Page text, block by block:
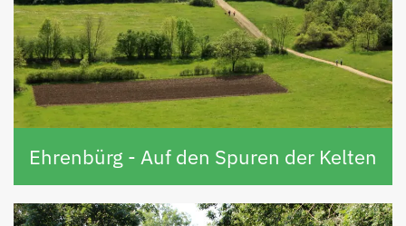
Ehrenbürg - Auf den Spuren der Kelten